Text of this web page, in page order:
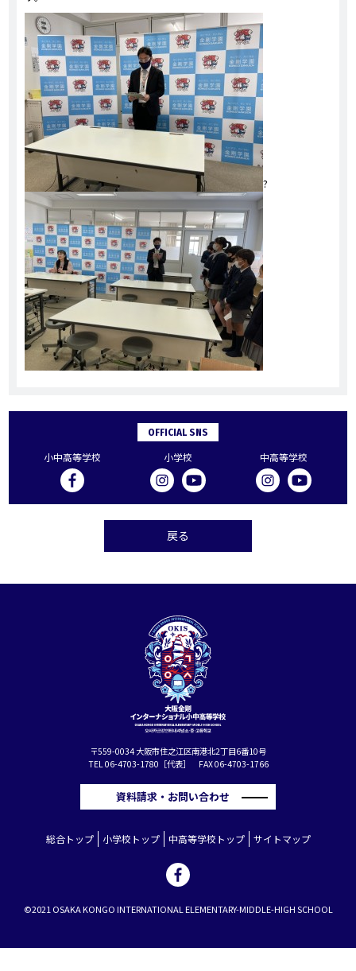
?
OFFICIAL SNS
小中高等学校 小学校 中高等学校
戻る
〒559-0034 大阪市住之江区南港北2丁目6番10号
TEL 06-4703-1780［代表］ FAX 06-4703-1766
資料請求・お問い合わせ
総合トップ 小学校トップ 中高等学校トップ サイトマップ
©2021 OSAKA KONGO INTERNATIONAL ELEMENTARY-MIDDLE-HIGH SCHOOL